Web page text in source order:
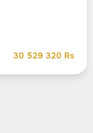
30 529 320 Rs